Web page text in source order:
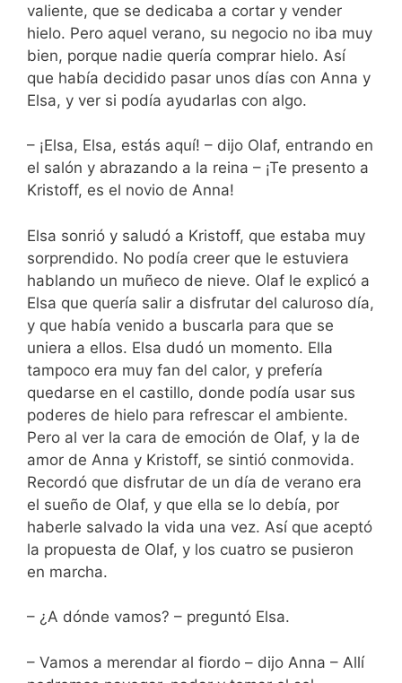
valiente, que se dedicaba a cortar y vender
hielo. Pero aquel verano, su negocio no iba muy
bien, porque nadie quería comprar hielo. Así
que había decidido pasar unos días con Anna y
Elsa, y ver si podía ayudarlas con algo.
– ¡Elsa, Elsa, estás aquí! – dijo Olaf, entrando en
el salón y abrazando a la reina – ¡Te presento a
Kristoff, es el novio de Anna!
Elsa sonrió y saludó a Kristoff, que estaba muy
sorprendido. No podía creer que le estuviera
hablando un muñeco de nieve. Olaf le explicó a
Elsa que quería salir a disfrutar del caluroso día,
y que había venido a buscarla para que se
uniera a ellos. Elsa dudó un momento. Ella
tampoco era muy fan del calor, y prefería
quedarse en el castillo, donde podía usar sus
poderes de hielo para refrescar el ambiente.
Pero al ver la cara de emoción de Olaf, y la de
amor de Anna y Kristoff, se sintió conmovida.
Recordó que disfrutar de un día de verano era
el sueño de Olaf, y que ella se lo debía, por
haberle salvado la vida una vez. Así que aceptó
la propuesta de Olaf, y los cuatro se pusieron
en marcha.
– ¿A dónde vamos? – preguntó Elsa.
– Vamos a merendar al fiordo – dijo Anna – Allí